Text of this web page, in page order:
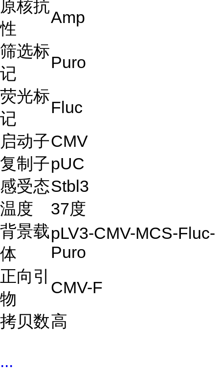
原核抗
性
Amp
筛选标
记
Puro
荧光标
记
Fluc
启动子CMV
复制子pUC
感受态Stbl3
温度
37度
背景载
体
pLV3-CMV-MCS-Fluc-
Puro
正向引
物
CMV-F
拷贝数高
...